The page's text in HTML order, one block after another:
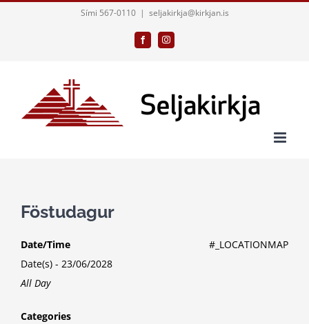
Sími 567-0110 | seljakirkja@kirkjan.is
FacebookInstagram
Föstudagur
#_LOCATIONMAP
Date/Time
Date(s) - 23/06/2028
All Day
Categories